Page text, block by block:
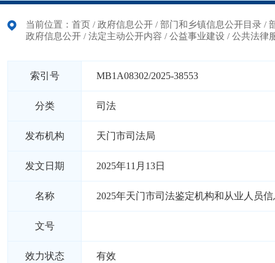
当前位置： 首页 / 政府信息公开 / 部门和乡镇信息公开目录 /
政府信息公开 / 法定主动公开内容 / 公益事业建设 / 公共法律
索引号 MB1A08302/2025-38553
分类 司法
发布机构 天门市司法局
发文日期 2025年11月13日
名称 2025年天门市司法鉴定机构和从业人员
文号
效力状态 有效